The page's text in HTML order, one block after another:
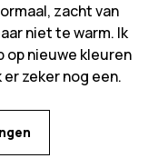
zacht van
niet te warm. Ik
op nieuwe kleuren
zeker nog een.